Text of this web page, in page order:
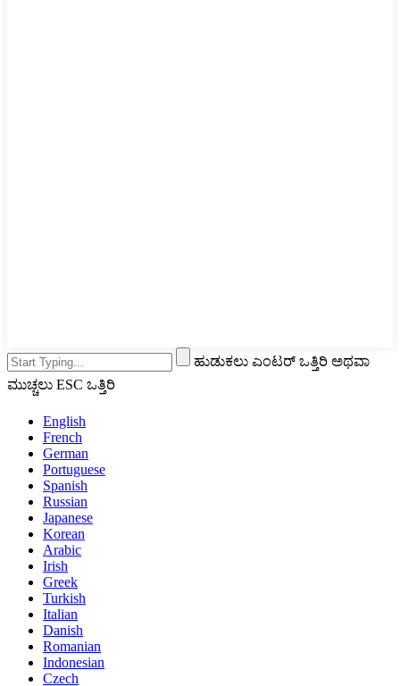
ಹುಡುಕಲು ಎಂಟರ್ ಒತ್ತಿರಿ ಅಥವಾ
ಮುಚ್ಚಲು ESC ಒತ್ತಿರಿ
English
French
German
Portuguese
Spanish
Russian
Japanese
Korean
Arabic
Irish
Greek
Turkish
Italian
Danish
Romanian
Indonesian
Czech